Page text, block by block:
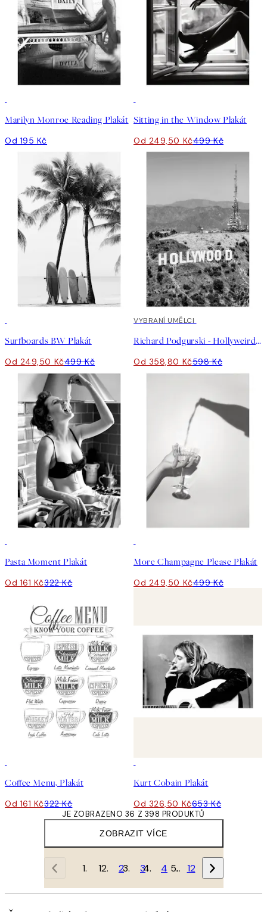
Marilyn Monroe Reading Plakát
Od 195 Kč
Sitting in the Window Plakát
Od 249,50 Kč499 Kč
Surfboards BW Plakát
Od 249,50 Kč499 Kč
40%*
VYBRANÍ UMĚLCI
Richard Podgurski - Hollyweird Plakát
Od 358,80 Kč598 Kč
Pasta Moment Plakát
Od 161 Kč322 Kč
More Champagne Please Plakát
Od 249,50 Kč499 Kč
Coffee Menu, Plakát
Od 161 Kč322 Kč
Kurt Cobain Plakát
Od 326,50 Kč653 Kč
ZOBRAZIT VÍCE
JE ZOBRAZENO 36 Z 398 PRODUKTŮ
1 2 3 4 … 12